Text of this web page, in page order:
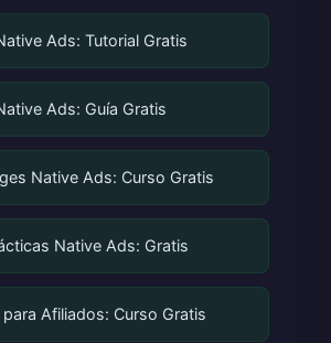
Ads: Tutorial Gratis
Ads: Guía Gratis
Native Ads: Curso Gratis
Native Ads: Gratis
Afiliados: Curso Gratis